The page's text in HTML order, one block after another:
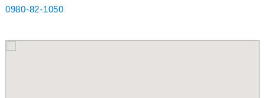
0980-82-1050